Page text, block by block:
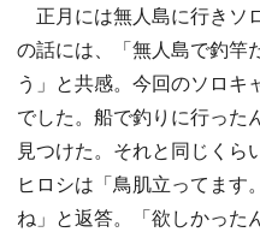
正月には無人島に行きソ
の話には、「無人島で釣竿
う」と共感。今回のソロキ
でした。船で釣りに行った
見つけた。それと同じくら
ヒロシは「鳥肌立ってます
ね」と返答。「欲しかった